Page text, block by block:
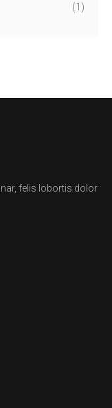
(1)
felis lobortis dolor